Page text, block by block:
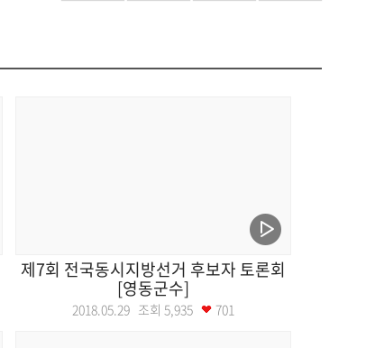
제7회 전국동시지방선거 후보자 토론회
[영동군수]
2018.05.29 조회 5,935 701